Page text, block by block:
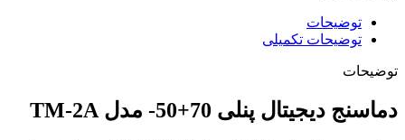
توضیحات
توضیحات تکمیلی
توضیحات
دماسنج دیجیتال پنلی 70+50- مدل TM-2A